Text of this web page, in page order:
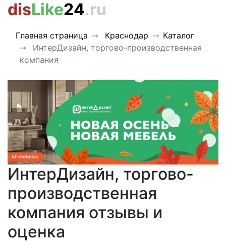
disLike24.ru
Главная страница Краснодар
Каталог
ИнтерДизайн, торгово-производственная
компания
ИнтерДизайн, торгово-
производственная
компания отзывы и
оценка